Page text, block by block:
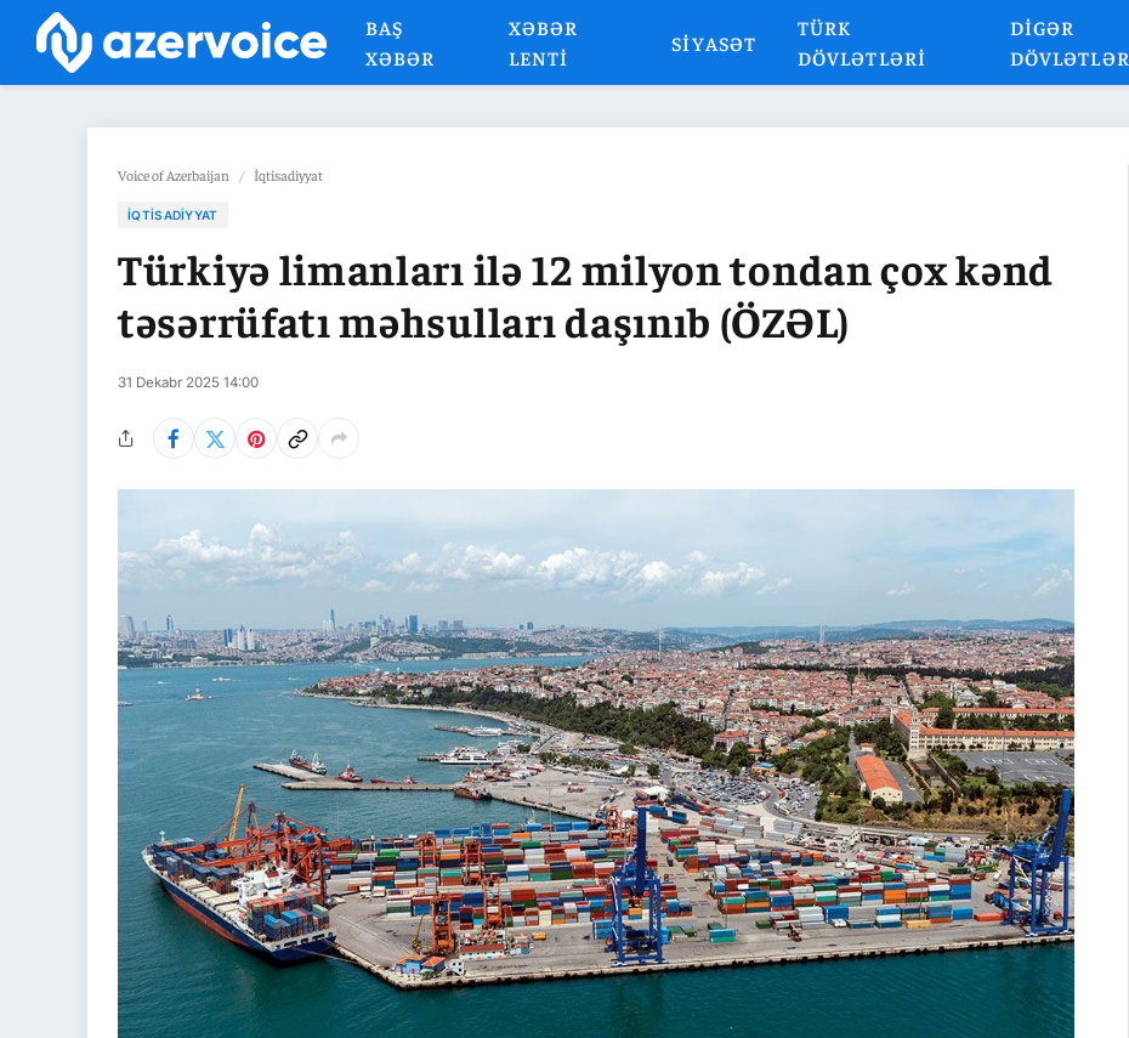
BAŞ
XƏBƏR
XƏBƏR
LENTI
SIYASƏT
TÜRK
DÖVLƏTLƏRI
DIGƏR
DÖVLƏTLƏR
Voice of Azerbaijan / İqtisadiyyat
İQTISADIYYAT
Türkiyə limanları ilə 12 milyon tondan çox kənd
təsərrüfatı məhsulları daşınıb (ÖZƏL)
31 Dekabr 2025 14:00